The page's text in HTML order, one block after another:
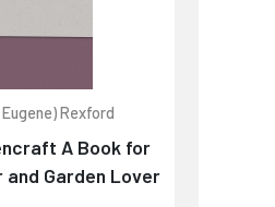
Eugene) Rexford
A Book for
and Garden Lover